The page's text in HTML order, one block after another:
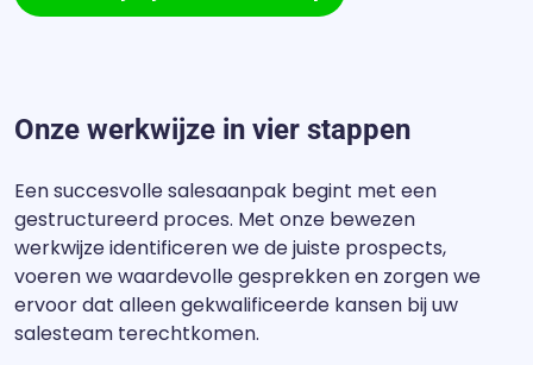
Onze werkwijze in vier stappen
Een succesvolle salesaanpak begint met een
gestructureerd proces. Met onze bewezen
werkwijze identificeren we de juiste prospects,
voeren we waardevolle gesprekken en zorgen we
ervoor dat alleen gekwalificeerde kansen bij uw
salesteam terechtkomen.